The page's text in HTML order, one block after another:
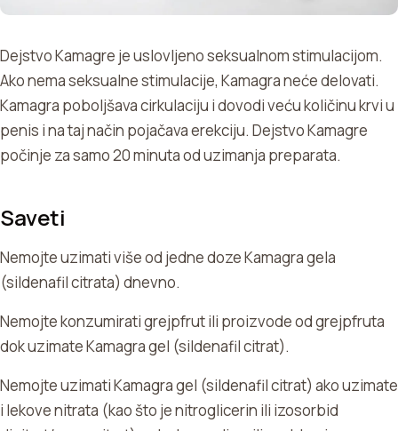
Dejstvo Kamagre je uslovljeno seksualnom stimulacijom.
Ako nema seksualne stimulacije, Kamagra neće delovati.
Kamagra poboljšava cirkulaciju i dovodi veću količinu krvi u
penis i na taj način pojačava erekciju. Dejstvo Kamagre
počinje za samo 20 minuta od uzimanja preparata.
Saveti
Nemojte uzimati više od jedne doze Kamagra gela
(sildenafil citrata) dnevno.
Nemojte konzumirati grejpfrut ili proizvode od grejpfruta
dok uzimate Kamagra gel (sildenafil citrat).
Nemojte uzimati Kamagra gel (sildenafil citrat) ako uzimate
i lekove nitrata (kao što je nitroglicerin ili izosorbid